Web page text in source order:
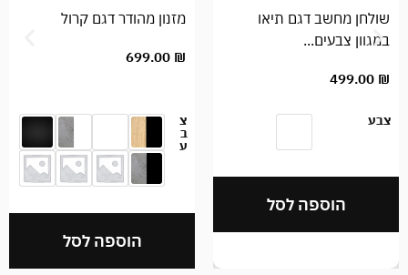
499.00 ₪
שולחן מחשב דגם תיאו
במגוון צבעים...
צבע
הוספה לסל
699.00 ₪
מזנון מהודר דגם קרול
צ
ב
ע
הוספה לסל